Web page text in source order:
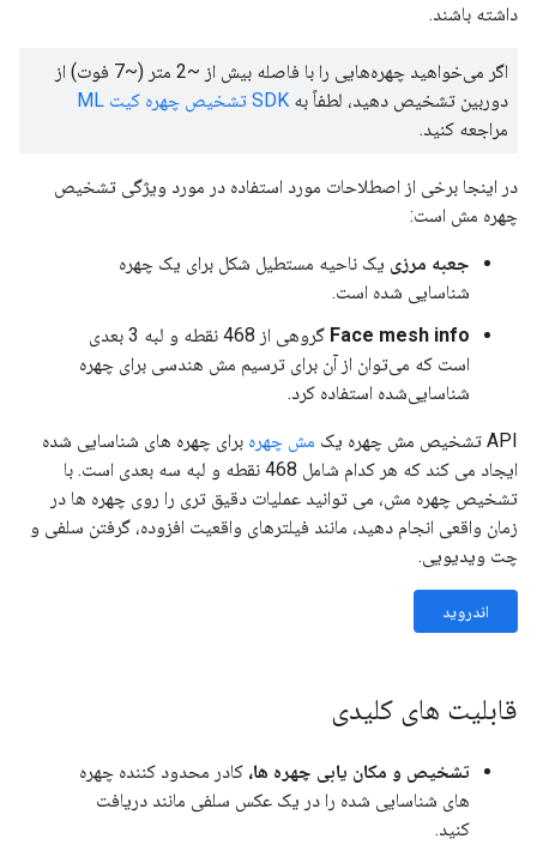
داشته باشند.
اگر می‌خواهید چهره‌هایی را با فاصله بیش از ~2 متر (~7 فوت) از
دوربین تشخیص دهید، لطفاً به SDK تشخیص چهره کیت ML
مراجعه کنید.
در اینجا برخی از اصطلاحات مورد استفاده در مورد ویژگی تشخیص
چهره مش است:
جعبه مرزی یک ناحیه مستطیل شکل برای یک چهره
شناسایی شده است.
Face mesh info
گروهی از 468 نقطه و لبه 3 بعدی
است که می‌توان از آن برای ترسیم مش هندسی برای چهره
شناسایی‌شده استفاده کرد.
API تشخیص مش چهره یک مش چهره برای چهره های شناسایی شده
ایجاد می کند که هر کدام شامل 468 نقطه و لبه سه بعدی است. با
تشخیص چهره مش، می توانید عملیات دقیق تری را روی چهره ها در
زمان واقعی انجام دهید، مانند فیلترهای واقعیت افزوده، گرفتن سلفی و
چت ویدیویی.
اندروید
قابلیت های کلیدی
تشخیص و مکان یابی چهره ها، کادر محدود کننده چهره
های شناسایی شده را در یک عکس سلفی مانند دریافت
کنید.